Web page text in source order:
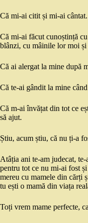
Că mi-ai citit și mi-ai cântat.
Că mi-ai făcut cunoștință
blânzi, cu mâinile lor moi
Că ai alergat la mine după
Că te-ai gândit la mine
Că m-ai învățat din tot ce
să ajut.
Știu, acum știu, că nu ți-a
Atâția ani te-am judecat,
pentru tot ce nu mi-ai fost
mereu cu mamele din cărți
tu ești o mamă din viața
Toți vrem mame perfecte,